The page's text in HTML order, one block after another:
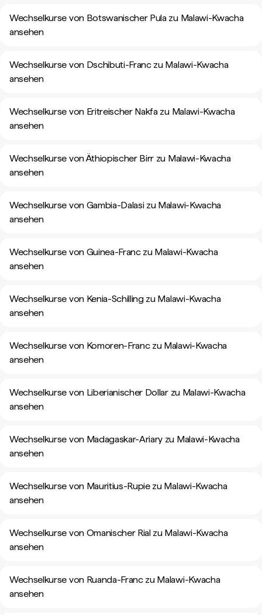
Wechselkurse von Botswanischer Pula zu Malawi-Kwacha
ansehen
Wechselkurse von Dschibuti-Franc zu Malawi-Kwacha
ansehen
Wechselkurse von Eritreischer Nakfa zu Malawi-Kwacha
ansehen
Wechselkurse von Äthiopischer Birr zu Malawi-Kwacha
ansehen
Wechselkurse von Gambia-Dalasi zu Malawi-Kwacha
ansehen
Wechselkurse von Guinea-Franc zu Malawi-Kwacha
ansehen
Wechselkurse von Kenia-Schilling zu Malawi-Kwacha
ansehen
Wechselkurse von Komoren-Franc zu Malawi-Kwacha
ansehen
Wechselkurse von Liberianischer Dollar zu Malawi-Kwacha
ansehen
Wechselkurse von Madagaskar-Ariary zu Malawi-Kwacha
ansehen
Wechselkurse von Mauritius-Rupie zu Malawi-Kwacha
ansehen
Wechselkurse von Omanischer Rial zu Malawi-Kwacha
ansehen
Wechselkurse von Ruanda-Franc zu Malawi-Kwacha
ansehen